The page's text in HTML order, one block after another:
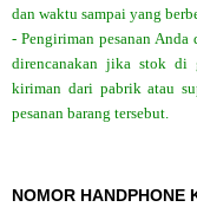
dan waktu sampai yang
- Pengiriman pesanan
direncanakan jika stok di
kiriman dari pabrik atau
pesanan barang tersebut.
NOMOR HANDPHONE